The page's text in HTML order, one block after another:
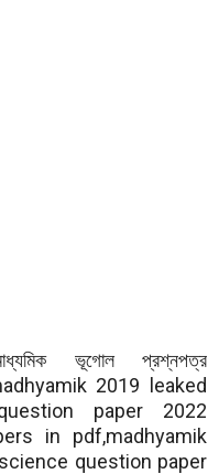
ভূগোল প্রশ্নপত্র
2019 leaked
paper 2022
in pdf,madhyamik
question paper